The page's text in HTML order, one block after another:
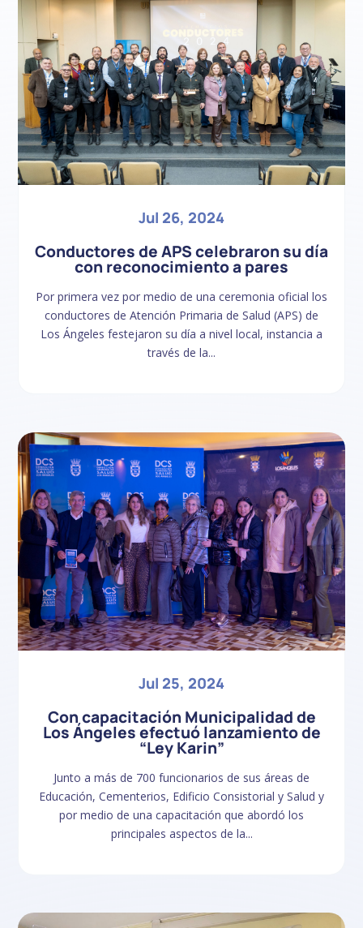
Conductores de APS celebraron su día
con reconocimiento a pares
Jul 26, 2024
Por primera vez por medio de una ceremonia oficial los
conductores de Atención Primaria de Salud (APS) de
Los Ángeles festejaron su día a nivel local, instancia a
través de la...
Con capacitación Municipalidad de
Los Ángeles efectuó lanzamiento de
“Ley Karin”
Jul 25, 2024
Junto a más de 700 funcionarios de sus áreas de
Educación, Cementerios, Edificio Consistorial y Salud y
por medio de una capacitación que abordó los
principales aspectos de la...